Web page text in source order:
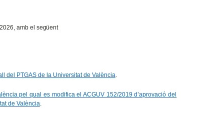
amb el següent
del PTGAS de la Universitat de València
pel qual es modifica el ACGUV 152/2019 d’aprovació del
de València